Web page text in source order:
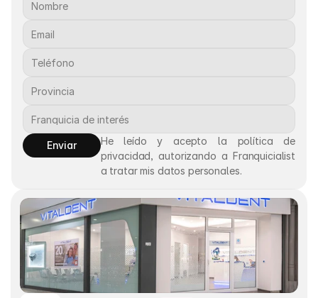
Enviar
He leído y acepto la política de
privacidad, autorizando a Franquicialist
a tratar mis datos personales.